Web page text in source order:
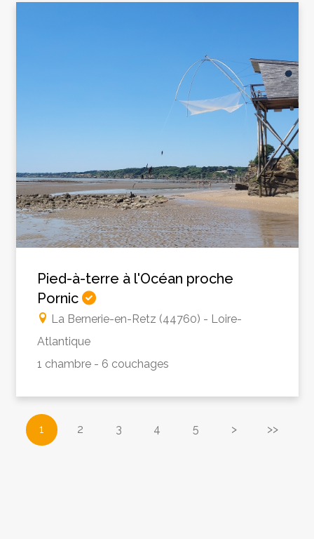
Pied-à-terre à l'Océan proche
Pornic
La Bernerie-en-Retz (44760) - Loire-
Atlantique
1 chambre - 6 couchages
1 2 3 4 5 > >>